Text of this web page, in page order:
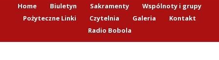
Home Biuletyn Sakramenty
Wspólnoty i grupy
Pożyteczne Linki
Czytelnia Galeria
Kontakt
Radio Bobola